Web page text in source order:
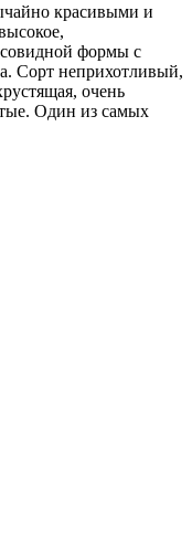
красивыми и
формы с
Сорт неприхотливый,
очень
Один из самых